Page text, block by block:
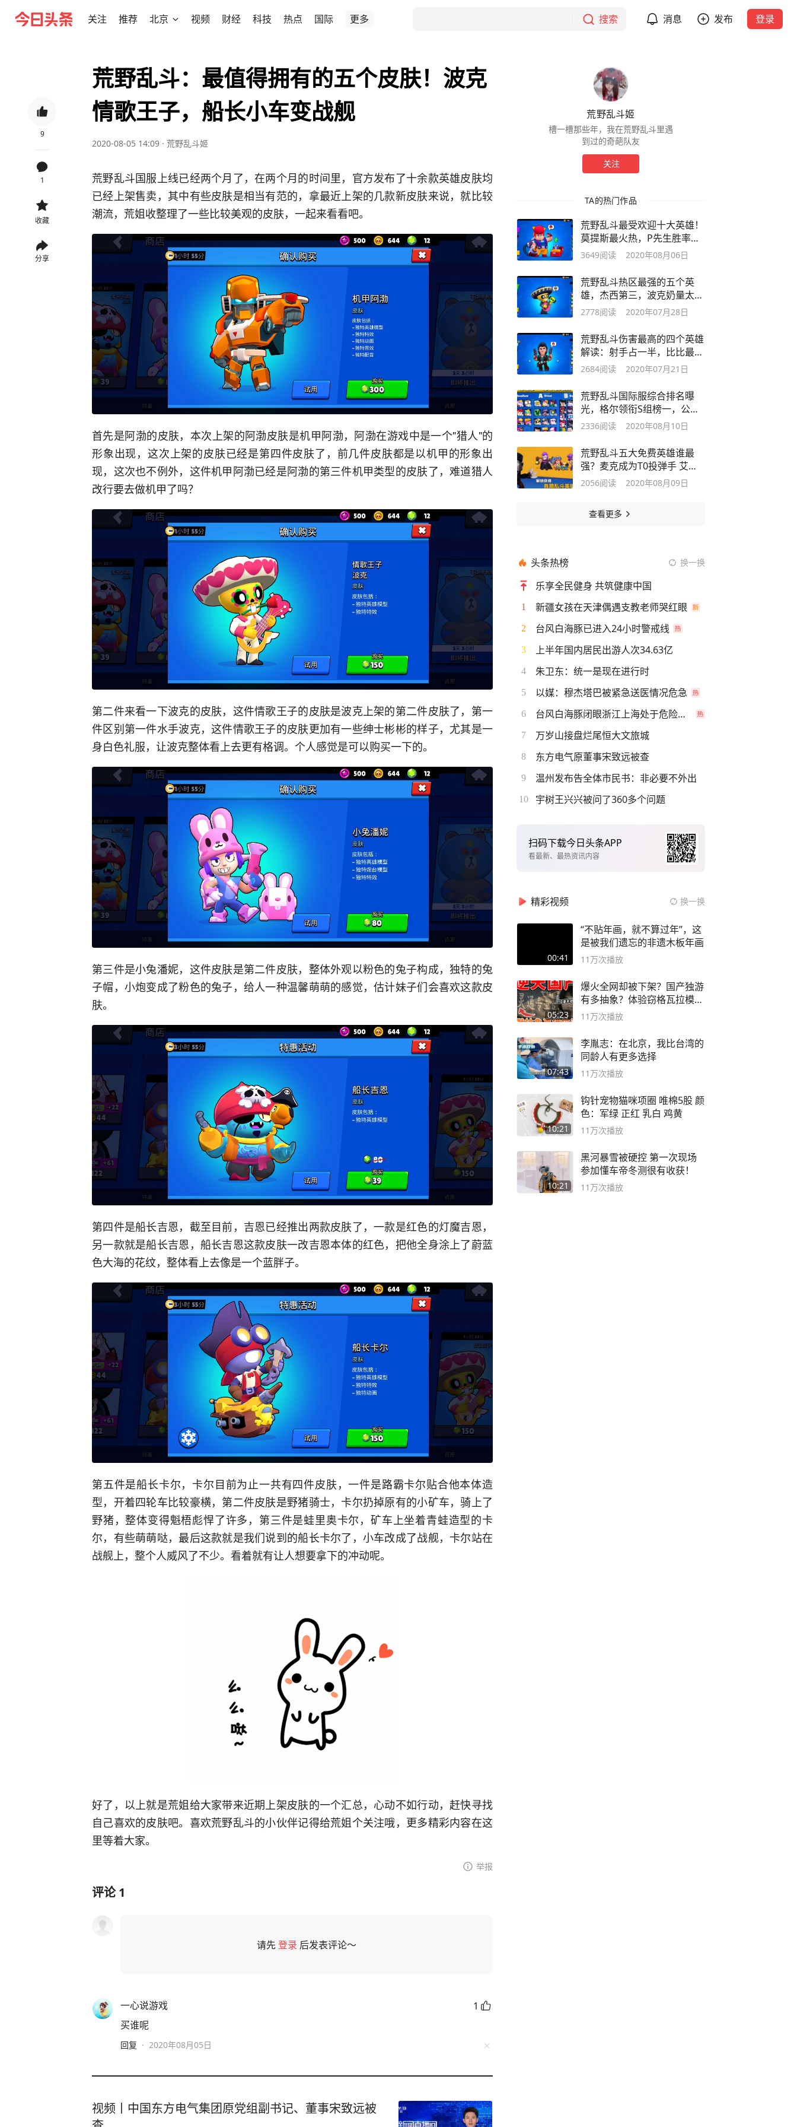
关注 推荐 北京 视频 财经 科技 热点 国际 更多 搜索 消息 发布 登录
9
1
收藏
分享
荒野乱斗：最值得拥有的五个皮肤！波克
情歌王子，船长小车变战舰
2020-08-05 14:09 · 荒野乱斗姬
荒野乱斗国服上线已经两个月了，在两个月的时间里，官方发布了十余款英雄皮肤均
已经上架售卖，其中有些皮肤是相当有范的，拿最近上架的几款新皮肤来说，就比较
潮流，荒姐收整理了一些比较美观的皮肤，一起来看看吧。
首先是阿渤的皮肤，本次上架的阿渤皮肤是机甲阿渤，阿渤在游戏中是一个"猎人"的
形象出现，这次上架的皮肤已经是第四件皮肤了，前几件皮肤都是以机甲的形象出
现，这次也不例外，这件机甲阿渤已经是阿渤的第三件机甲类型的皮肤了，难道猎人
改行要去做机甲了吗？
第二件来看一下波克的皮肤，这件情歌王子的皮肤是波克上架的第二件皮肤了，第一
件区别第一件水手波克，这件情歌王子的皮肤更加有一些绅士彬彬的样子，尤其是一
身白色礼服，让波克整体看上去更有格调。个人感觉是可以购买一下的。
第三件是小兔潘妮，这件皮肤是第二件皮肤，整体外观以粉色的兔子构成，独特的兔
子帽，小炮变成了粉色的兔子，给人一种温馨萌萌的感觉，估计妹子们会喜欢这款皮
肤。
第四件是船长吉恩，截至目前，吉恩已经推出两款皮肤了，一款是红色的灯魔吉恩，
另一款就是船长吉恩，船长吉恩这款皮肤一改吉恩本体的红色，把他全身涂上了蔚蓝
色大海的花纹，整体看上去像是一个蓝胖子。
第五件是船长卡尔，卡尔目前为止一共有四件皮肤，一件是路霸卡尔贴合他本体造
型，开着四轮车比较豪横，第二件皮肤是野猪骑士，卡尔扔掉原有的小矿车，骑上了
野猪，整体变得魁梧彪悍了许多，第三件是蛙里奥卡尔，矿车上坐着青蛙造型的卡
尔，有些萌萌哒，最后这款就是我们说到的船长卡尔了，小车改成了战舰，卡尔站在
战舰上，整个人威风了不少。看着就有让人想要拿下的冲动呢。
好了，以上就是荒姐给大家带来近期上架皮肤的一个汇总，心动不如行动，赶快寻找
自己喜欢的皮肤吧。喜欢荒野乱斗的小伙伴记得给荒姐个关注哦，更多精彩内容在这
里等着大家。
举报
评论1
请先登录 后发表评论～
一心说游戏
1
买谁呢
回复 · 2020年08月05日
视频丨中国东方电气集团原党组副书记、董事宋致远被
荒野乱斗姬
槽一槽那些年，我在荒野乱斗里遇
到过的奇葩队友
关注
TA的热门作品
荒野乱斗最受欢迎十大英雄！
莫提斯最火热，P先生胜率第
一
3649阅读 2020年08月06日
荒野乱斗热区最强的五个英
雄，杰西第三，波克奶量太足
占榜一
2778阅读 2020年07月28日
荒野乱斗伤害最高的四个英雄
解读：射手占一半，比比最难
缠
2684阅读 2020年07月21日
荒野乱斗国际服综合排名曝
光，格尔领衔S组榜一，公牛
B组最强
2336阅读 2020年08月10日
荒野乱斗五大免费英雄谁最
强？麦克成为T0投弹手 艾魅
依然是第一
2056阅读 2020年08月09日
查看更多
头条热榜 换一换
乐享全民健身 共筑健康中国
1 新疆女孩在天津偶遇支教老师哭红眼
2 台风白海豚已进入24小时警戒线
3 上半年国内居民出游人次34.63亿
4 朱卫东：统一是现在进行时
5 以媒：穆杰塔巴被紧急送医情况危急
6 台风白海豚闭眼浙江上海处于危险半圆
7 万岁山接盘烂尾恒大文旅城
8 东方电气原董事宋致远被查
9 温州发布告全体市民书：非必要不外出
10 宇树王兴兴被问了360多个问题
扫码下载今日头条APP
看最新、最热资讯内容
精彩视频 换一换
00:41
“不贴年画，就不算过年”，这
是被我们遗忘的非遗木板年画
11万次播放
05:23
爆火全网却被下架？国产独游
有多抽象？体验窃格瓦拉模拟
器！
11万次播放
07:43
李胤志：在北京，我比台湾的
同龄人有更多选择
11万次播放
10:21
钩针宠物猫咪项圈 唯棉5股 颜
色：军绿 正红 乳白 鸡黄
11万次播放
10:21
黑河暴雪被硬控 第一次现场
参加懂车帝冬测很有收获！
11万次播放